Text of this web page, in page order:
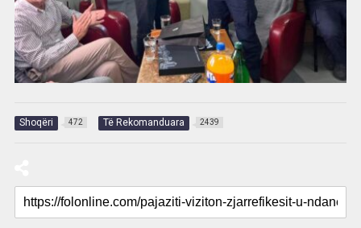
Shoqëri 472 Të Rekomanduara 2439